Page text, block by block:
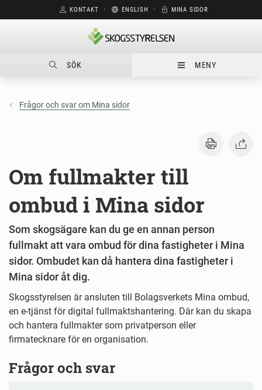
KONTAKT ⋅ ENGLISH ⋅ MINA SIDOR
SÖK MENY
Frågor och svar om Mina sidor
Om fullmakter till
ombud i Mina sidor
Som skogsägare kan du ge en annan person
fullmakt att vara ombud för dina fastigheter i Mina
sidor. Ombudet kan då hantera dina fastigheter i
Mina sidor åt dig.
Skogsstyrelsen är ansluten till Bolagsverkets Mina ombud,
en e-tjänst för digital fullmaktshantering. Där kan du skapa
och hantera fullmakter som privatperson eller
firmatecknare för en organisation.
Frågor och svar